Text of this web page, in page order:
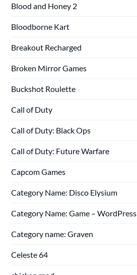
Blood and Honey 2
Bloodborne Kart
Breakout Recharged
Broken Mirror Games
Buckshot Roulette
Call of Duty
Call of Duty: Black Ops
Call of Duty: Future Warfare
Capcom Games
Category Name: Disco Elysium
Category Name: Game – WordPress
Category name: Graven
Celeste 64